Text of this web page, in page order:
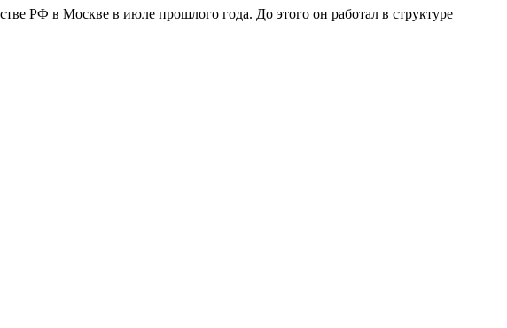
РФ в Москве в июле прошлого года. До этого он работал в структуре